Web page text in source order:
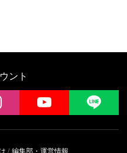
ント
instagram YouTube
編集部・運営情報